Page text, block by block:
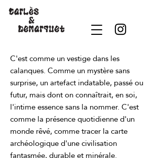
C'est comme un vestige dans les
calanques. Comme un mystère sans
surprise, un artefact indatable, passé ou
futur, mais dont on connaîtrait, en soi,
l'intime essence sans la nommer. C'est
comme la présence quotidienne d'un
monde rêvé, comme tracer la carte
archéologique d'une civilisation